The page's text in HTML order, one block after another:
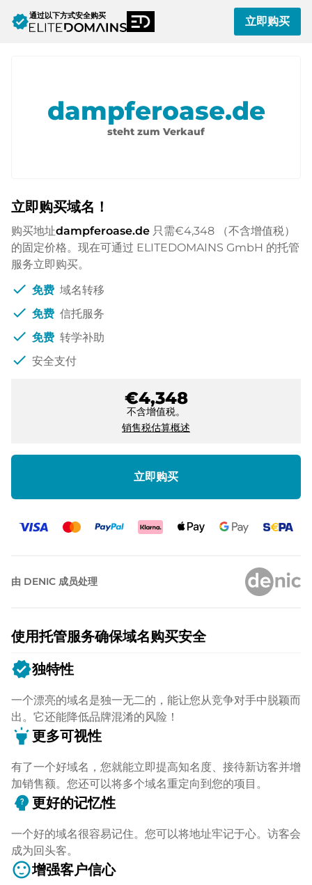
verified通过以下方式安全购买 立即购买
dampferoase.de
steht zum Verkauf
立即购买域名！
购买地址dampferoase.de 只需€4,348
（不含增值税）
的固定价格。现在可通过 ELITEDOMAINS GmbH 的托管
服务立即购买。
check 免费 域名转移
check 免费 信托服务
check 免费 转学补助
check 安全支付
€4,348
不含增值税。
销售税估算概述
立即购买
由 DENIC 成员处理
使用托管服务确保域名购买安全
verified独特性
一个漂亮的域名是独一无二的，能让您从竞争对手中脱颖而
出。它还能降低品牌混淆的风险！
highlight更多可视性
有了一个好域名，您就能立即提高知名度、接待新访客并增
加销售额。您还可以将多个域名重定向到您的项目。
psychology_alt 更好的记忆性
一个好的域名很容易记住。您可以将地址牢记于心。访客会
成为回头客。
sentiment_satisfied增强客户信心